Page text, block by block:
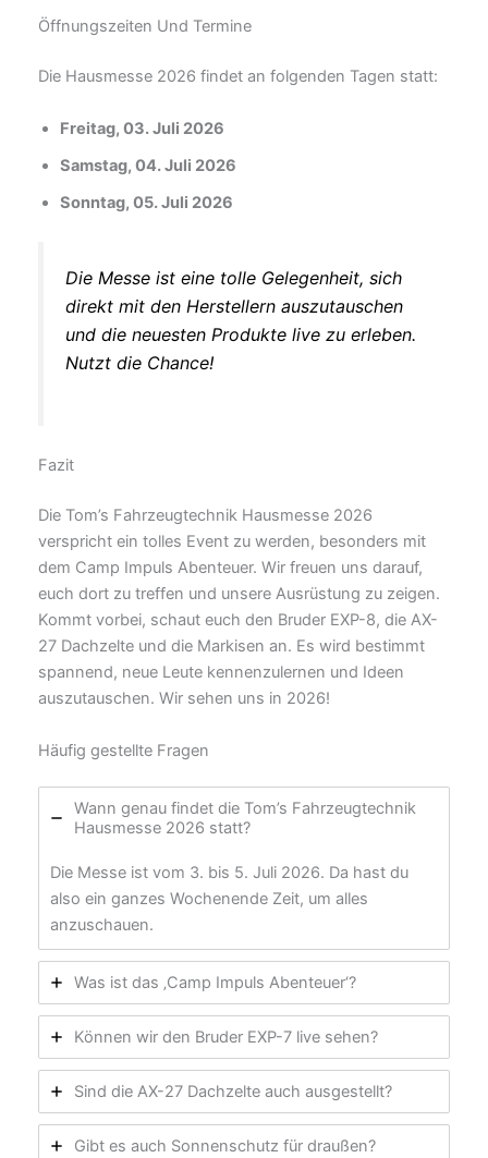
Öffnungszeiten Und Termine
Die Hausmesse 2026 findet an folgenden Tagen statt:
Freitag, 03. Juli 2026
Samstag, 04. Juli 2026
Sonntag, 05. Juli 2026
Die Messe ist eine tolle Gelegenheit, sich
direkt mit den Herstellern auszutauschen
und die neuesten Produkte live zu erleben.
Nutzt die Chance!
Fazit
Die Tom’s Fahrzeugtechnik Hausmesse 2026
verspricht ein tolles Event zu werden, besonders mit
dem Camp Impuls Abenteuer. Wir freuen uns darauf,
euch dort zu treffen und unsere Ausrüstung zu zeigen.
Kommt vorbei, schaut euch den Bruder EXP-8, die AX-
27 Dachzelte und die Markisen an. Es wird bestimmt
spannend, neue Leute kennenzulernen und Ideen
auszutauschen. Wir sehen uns in 2026!
Häufig gestellte Fragen
Wann genau findet die Tom’s Fahrzeugtechnik
Hausmesse 2026 statt?
Die Messe ist vom 3. bis 5. Juli 2026. Da hast du
also ein ganzes Wochenende Zeit, um alles
anzuschauen.
Was ist das ‚Camp Impuls Abenteuer‘?
Können wir den Bruder EXP-7 live sehen?
Sind die AX-27 Dachzelte auch ausgestellt?
Gibt es auch Sonnenschutz für draußen?